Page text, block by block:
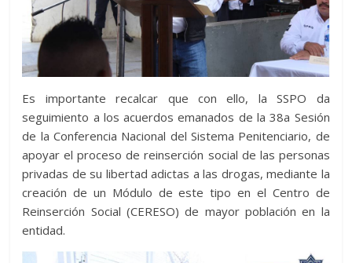
Es importante recalcar que con ello, la SSPO da
seguimiento a los acuerdos emanados de la 38a Sesión
de la Conferencia Nacional del Sistema Penitenciario, de
apoyar el proceso de reinserción social de las personas
privadas de su libertad adictas a las drogas, mediante la
creación de un Módulo de este tipo en el Centro de
Reinserción Social (CERESO) de mayor población en la
entidad.